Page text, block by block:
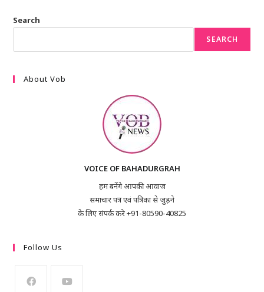
Search
SEARCH
About Vob
VOICE OF BAHADURGRAH
हम बनेंगे आपकी आवाज
समाचार पत्र एवं पत्रिका से जुड़ने
के लिए संपर्क करे +91-80590-40825
Follow Us